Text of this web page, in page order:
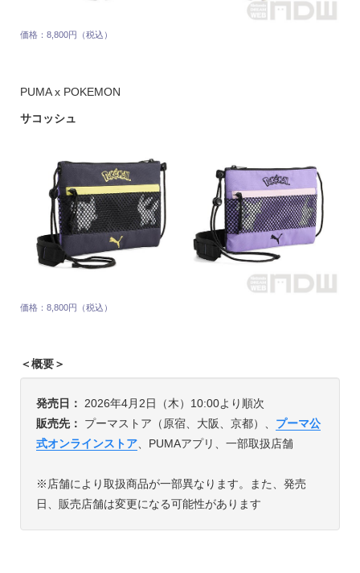
価格：8,800円（税込）
PUMA x POKEMON
サコッシュ
価格：8,800円（税込）
＜概要＞
発売日：
2026年4月2日（木）10:00より順次
販売先：
プーマストア（原宿、大阪、京都）、 プーマ公
式オンラインストア、PUMAアプリ、一部取扱店舗
※店舗により取扱商品が一部異なります。また、発売
日、販売店舗は変更になる可能性があります